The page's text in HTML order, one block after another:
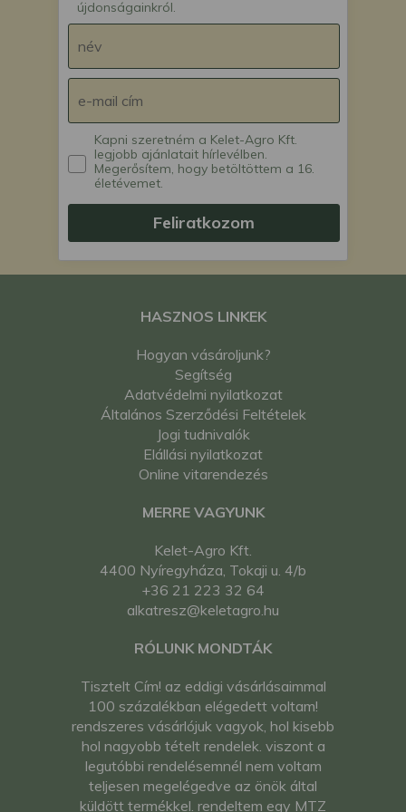
újdonságainkról.
Kapni szeretném a Kelet-Agro Kft.
legjobb ajánlatait hírlevélben.
Megerősítem, hogy betöltöttem a 16.
életévemet.
Feliratkozom
HASZNOS LINKEK
Hogyan vásároljunk?
Segítség
Adatvédelmi nyilatkozat
Általános Szerződési Feltételek
Jogi tudnivalók
Elállási nyilatkozat
Online vitarendezés
MERRE VAGYUNK
Kelet-Agro Kft.
4400 Nyíregyháza, Tokaji u. 4/b
+36 21 223 32 64
alkatresz@keletagro.hu
RÓLUNK MONDTÁK
Tisztelt Cím! az eddigi vásárlásaimmal
100 százalékban elégedett voltam!
rendszeres vásárlójuk vagyok, hol kisebb
hol nagyobb tételt rendelek. viszont a
legutóbbi rendelésemnél nem voltam
teljesen megelégedve az önök által
küldött termékkel. rendeltem egy MTZ